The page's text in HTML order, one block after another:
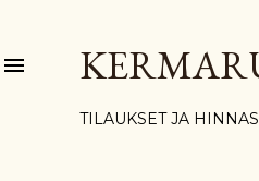
TILAUKSET JA